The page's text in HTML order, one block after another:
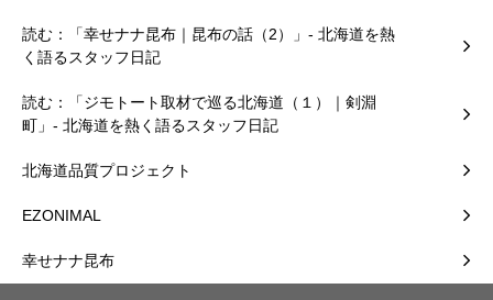
読む：「幸せナナ昆布｜昆布の話（2）」- 北海道を熱
く語るスタッフ日記
読む：「ジモトート取材で巡る北海道（１）｜剣淵
町」- 北海道を熱く語るスタッフ日記
北海道品質プロジェクト
EZONIMAL
幸せナナ昆布